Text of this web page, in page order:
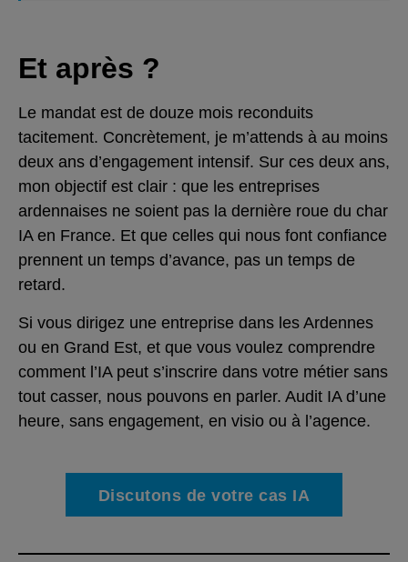
Et après ?
Le mandat est de douze mois reconduits
tacitement. Concrètement, je m’attends à au moins
deux ans d’engagement intensif. Sur ces deux ans,
mon objectif est clair : que les entreprises
ardennaises ne soient pas la dernière roue du char
IA en France. Et que celles qui nous font confiance
prennent un temps d’avance, pas un temps de
retard.
Si vous dirigez une entreprise dans les Ardennes
ou en Grand Est, et que vous voulez comprendre
comment l’IA peut s’inscrire dans votre métier sans
tout casser, nous pouvons en parler. Audit IA d’une
heure, sans engagement, en visio ou à l’agence.
Discutons de votre cas IA